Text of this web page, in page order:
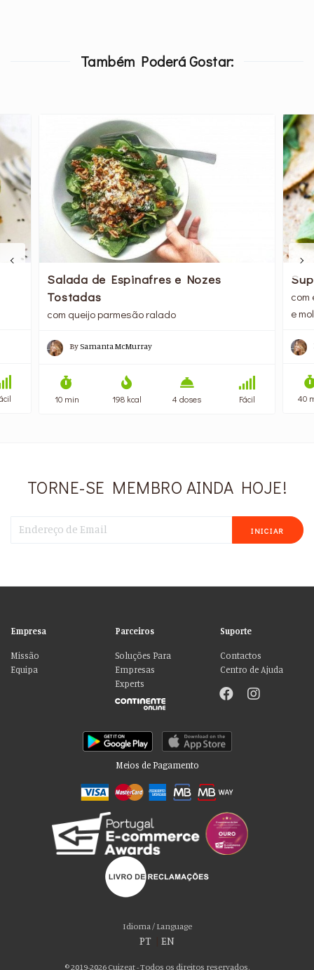
Também Poderá Gostar:
Salada de Espinafres e Nozes
Tostadas
com queijo parmesão ralado
BySamanta McMurray
10 min 198 kcal 4 doses Fácil
com
e
40
TORNE-SE MEMBRO AINDA HOJE!
INICIAR
Empresa
Missão
Equipa
Parceiros
Soluções Para
Empresas
Experts
Suporte
Contactos
Centro de Ajuda
Meios de Pagamento
Idioma / Language
PT EN
© 2019-2026 Cuizeat - Todos os direitos reservados.
Por favor aceite as nossas deliciosas
Usamos cookies para personalizar conteúdo e anúncios, fornecer recursos
de mídia social e analisar nosso tráfego. Também compartilhamos
social, publicidade e análise, que podem combiná-lo com outras informações